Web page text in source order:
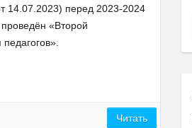
14.07.2023) перед 2023-2024
«Второй
Читать